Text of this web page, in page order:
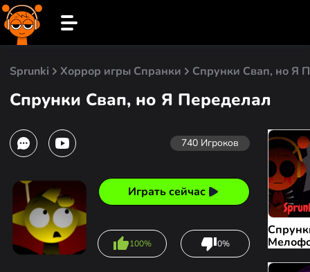
Sprunki Хоррор игры Спранки Спрунки Свап, но Я
Спрунки Свап, но Я Переделал
740 Игроков
Играть сейчас
100% 0%